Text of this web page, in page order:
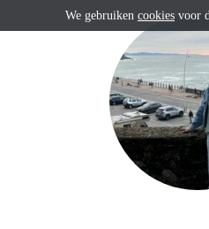
We gebruiken cookies voor